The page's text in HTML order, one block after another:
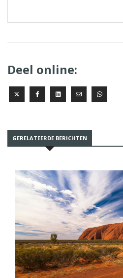
Deel online:
GERELATEERDE BERICHTEN